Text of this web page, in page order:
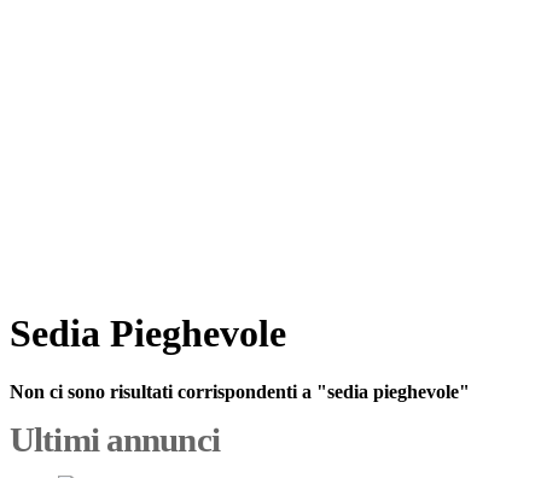
Sedia Pieghevole
Non ci sono risultati corrispondenti a "sedia pieghevole"
Ultimi annunci